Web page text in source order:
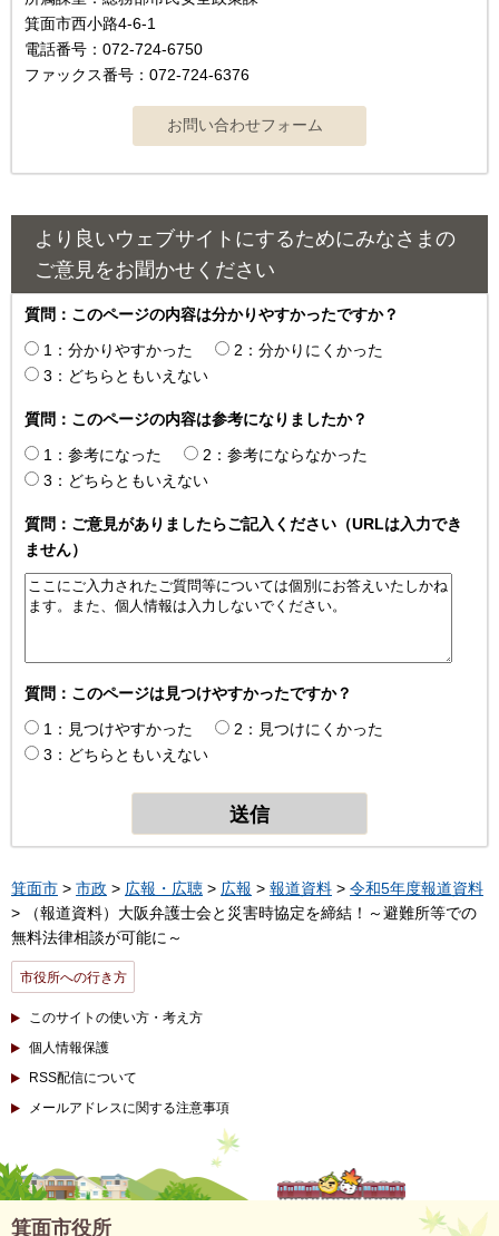
箕面市西小路4‐6‐1
電話番号：072-724-6750
ファックス番号：072-724-6376
より良いウェブサイトにするためにみなさまの
ご意見をお聞かせください
質問：このページの内容は分かりやすかったですか？
1：分かりやすかった
2：分かりにくかった
3：どちらともいえない
質問：このページの内容は参考になりましたか？
1：参考になった
2：参考にならなかった
3：どちらともいえない
質問：ご意見がありましたらご記入ください（URLは入力でき
ません）
質問：このページは見つけやすかったですか？
1：見つけやすかった
2：見つけにくかった
3：どちらともいえない
箕面市 > 市政 > 広報・広聴 > 広報 > 報道資料 > 令和5年度報道資料
> （報道資料）大阪弁護士会と災害時協定を締結！～避難所等での
無料法律相談が可能に～
市役所への行き方
このサイトの使い方・考え方
個人情報保護
RSS配信について
メールアドレスに関する注意事項
箕面市役所